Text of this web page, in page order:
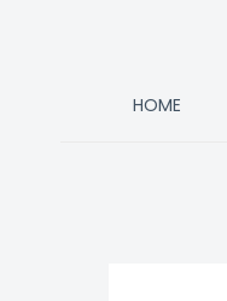
HOME